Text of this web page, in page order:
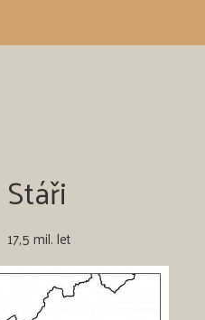
Stáři
17,5 mil. let